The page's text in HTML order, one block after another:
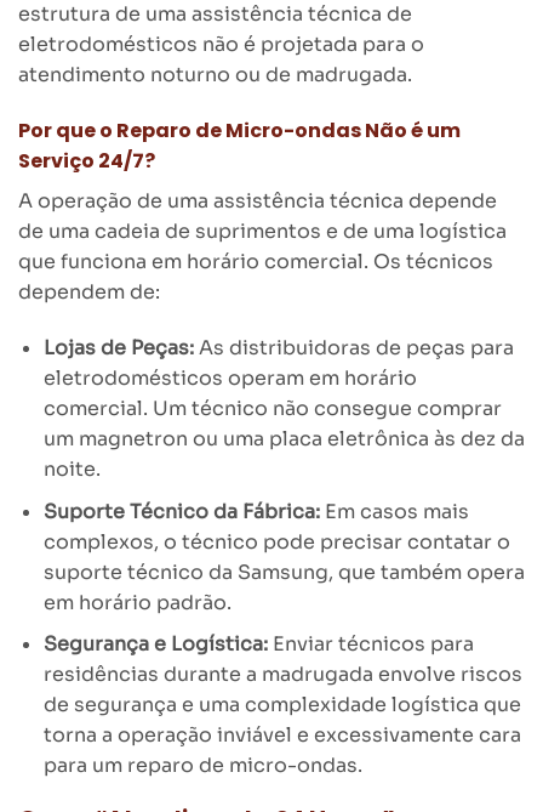
estrutura de uma assistência técnica de
eletrodomésticos não é projetada para o
atendimento noturno ou de madrugada.
Por que o Reparo de Micro-ondas Não é um
Serviço 24/7?
A operação de uma assistência técnica depende
de uma cadeia de suprimentos e de uma logística
que funciona em horário comercial. Os técnicos
dependem de:
Lojas de Peças:As distribuidoras de peças para
eletrodomésticos operam em horário
comercial. Um técnico não consegue comprar
um magnetron ou uma placa eletrônica às dez da
noite.
Suporte Técnico da Fábrica:Em casos mais
complexos, o técnico pode precisar contatar o
suporte técnico da Samsung, que também opera
em horário padrão.
Segurança e Logística:Enviar técnicos para
residências durante a madrugada envolve riscos
de segurança e uma complexidade logística que
torna a operação inviável e excessivamente cara
para um reparo de micro-ondas.